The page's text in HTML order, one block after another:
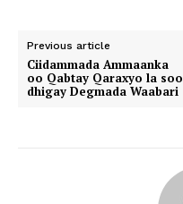
Previous article
Ciidammada Ammaanka
oo Qabtay Qaraxyo la soo
dhigay Degmada Waabari